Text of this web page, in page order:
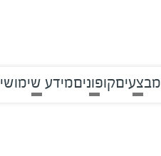
מבצעיםקופוניםמידע שימושי